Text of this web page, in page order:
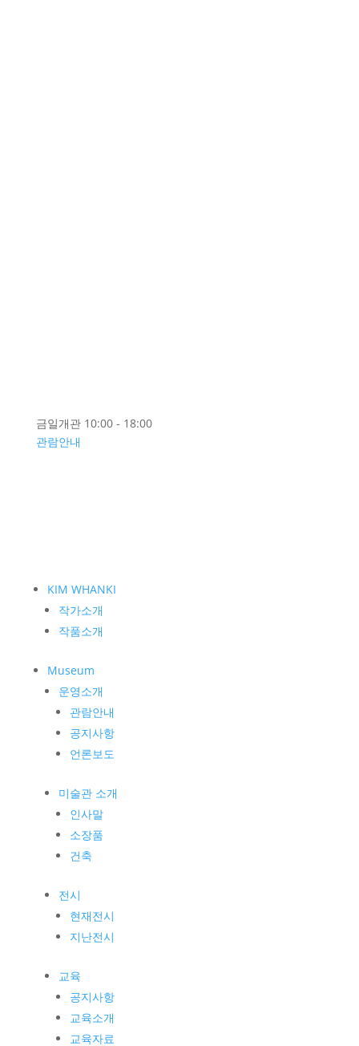
금일개관 10:00 - 18:00
관람안내
KIM WHANKI
작가소개
작품소개
Museum
운영소개
관람안내
공지사항
언론보도
미술관 소개
인사말
소장품
건축
전시
현재전시
지난전시
교육
공지사항
교육소개
교육자료